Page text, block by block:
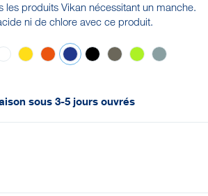
les produits Vikan nécessitant un manche.
ni de chlore avec ce produit.
sous 3-5 jours ouvrés